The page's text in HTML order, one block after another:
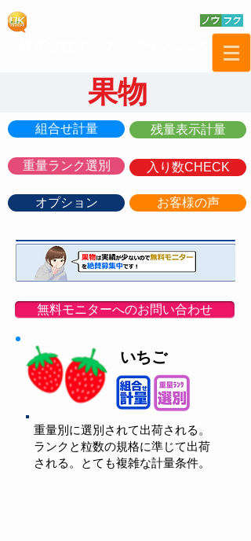
果物
組合せ計量 残量表示計量
重量ランク選別 入り数CHECK
オプション お客様の声
無料モニターへのお問い合わせ
いちご
重量別に選別されて出荷される。
ランクと粒数の規格に準じて出荷
される。とても複雑な計量条件。